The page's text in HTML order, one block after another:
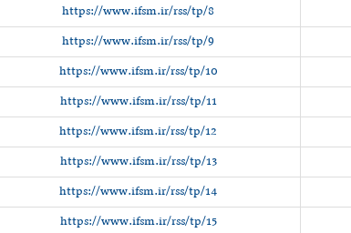
https://www.ifsm.ir/rss/tp/8
https://www.ifsm.ir/rss/tp/9
https://www.ifsm.ir/rss/tp/10
https://www.ifsm.ir/rss/tp/11
https://www.ifsm.ir/rss/tp/12
https://www.ifsm.ir/rss/tp/13
https://www.ifsm.ir/rss/tp/14
https://www.ifsm.ir/rss/tp/15